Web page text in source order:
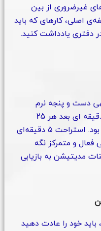
غیرضروری از بین
اصلی، کارهای که باید
دفتری یادداشت کنید.
دست و پنجه نرم
می‌کنید، دادن یک استراحت 5 دقیقه ای بعد هر 25
دقیقه یک تمرین ایده‌آل خواهد بود. استراحت 5 دقیقه‌ای
و متمرکز نگه
مدیتیشن به بازیابی
باید خود را عادت دهید